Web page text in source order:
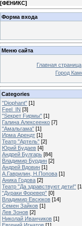
[ФЕНИКС]
Форма входа
Меню сайта
Главная страница
Город
Categories
"Diophant" [1]
Feel_IN [3]
"Sекрет Fирмы" [1]
Галина Алексеенко [7]
"Амальгама" [1]
Ирма Арендт [1]
Театр "Артель" [2]
Юрий Будаев [4]
Андрей Булгарь [84]
Владимир Бурдин [2]
Андрей Вдовин [1]
А.Гаврилин, Н.Попова [1]
Аника Годова [2]
Театр "Да здравствуют дети!"
"Дураки Форевер" [0]
Владимир Евсюков [14]
Семен Зайков [1]
Лев Зонов [2]
Николай Иванчиков [1]